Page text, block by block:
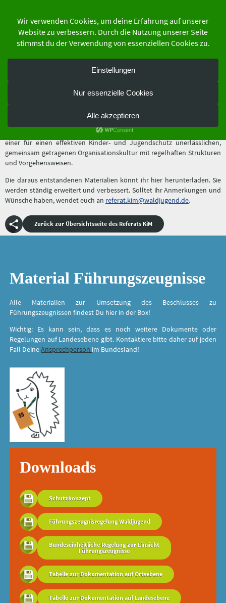
springen
der Schutzgemeinschaft Deutscher Wald
Bundesverband e.V.
Download Materialien KiM
Das Referat für Kindeswohl und gegen Machtmissbrauch, kurz genannt
KiM, erstellt ein umfassenden Präventions- und Schutzkonzepts. Der
Schwerpunkt liegt auf einer Sensibilisierung aller Waldläufer*innen und
einer für einen effektiven Kinder- und Jugendschutz unerlässlichen,
gemeinsam getragenen Organisationskultur mit regelhaften Strukturen
und Vorgehensweisen.
Die daraus entstandenen Materialien könnt ihr hier herunterladen. Sie
werden ständig erweitert und verbessert. Solltet ihr Anmerkungen und
Wünsche haben, wendet euch an referat.kim@waldjugend.de.
Zurück zur Übersichtsseite des Referats KiM
Material Führungszeugnisse
Alle Materialien zur Umsetzung des Beschlusses zu
Führungszeugnissen findest Du hier in der Box!
Wichtig: Es kann sein, dass es noch weitere Dokumente oder
Regelungen auf Landesebene gibt. Kontaktiere bitte daher auf jeden
Fall DeineAnsprechperson im Bundesland!
Downloads
Schutzkonzept
Führungszeugnisregelung Waldjugend
Bundeseinheitliche Regelung zur Einsicht
Führungszeugnisse
Tabelle zur Dokumentation auf Ortsebene
Tabelle zur Dokumentation auf Landesebene